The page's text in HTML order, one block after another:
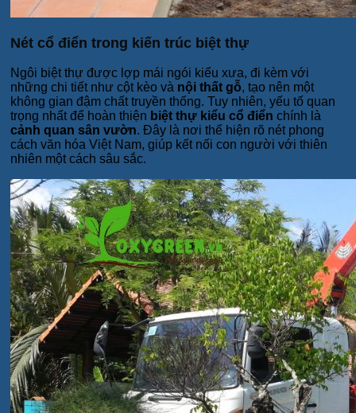
Nét cổ điển trong kiến trúc biệt thự
Ngôi biệt thự được lợp mái ngói kiểu xưa, đi kèm với
những chi tiết như cột kèo và nội thất gỗ, tạo nên một
không gian đậm chất truyền thống. Tuy nhiên, yếu tố quan
trọng nhất để hoàn thiện biệt thự kiểu cổ điển chính là
cảnh quan sân vườn. Đây là nơi thể hiện rõ nét phong
cách văn hóa Việt Nam, giúp kết nối con người với thiên
nhiên một cách sâu sắc.